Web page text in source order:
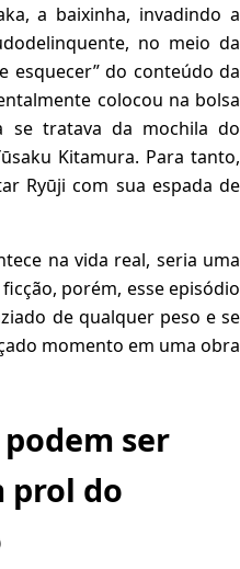
a baixinha, invadindo a
no meio da
esquecer” do conteúdo da
colocou na bolsa
se tratava da mochila do
Kitamura. Para tanto,
Ryūji com sua espada de
na vida real, seria uma
porém, esse episódio
de qualquer peso e se
momento em uma obra
ser
prol do